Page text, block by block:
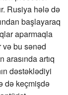
Rusiya hələ də
başlayaraq
aparmaqla
və bu sənəd
arasında artıq
dəstəklədiyi
də keçmişdə